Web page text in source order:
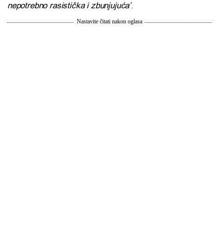
nepotrebno rasistička i zbunjujuća’.
Nastavite čitati nakon oglasa